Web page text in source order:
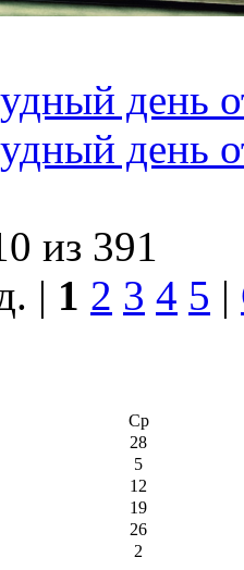
день
день
из 391
| 1 2 3 4 5 |
Ср
28
5
12
19
26
2